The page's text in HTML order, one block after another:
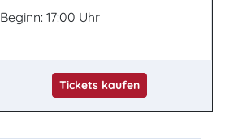
Beginn: 17:00 Uhr
Tickets kaufen